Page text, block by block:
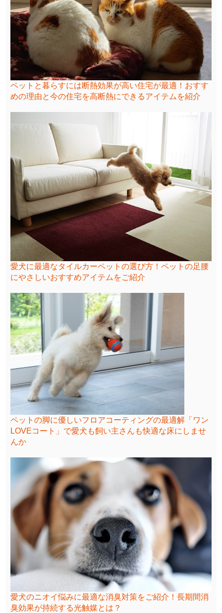
ペットと暮らすには断熱効果が高い住宅が最適！おすす
めの理由と今の住宅を高断熱にできるアイテムを紹介
愛犬に最適なタイルカーペットの選び方！ペットの足腰
にやさしいおすすめアイテムをご紹介
ペットの脚に優しいフロアコーティングの最適解「ワン
LOVEコート」で愛犬も飼い主さんも快適な床にしませ
んか
愛犬のニオイ悩みに最適な消臭対策をご紹介！長期間消
臭効果が持続する光触媒とは？